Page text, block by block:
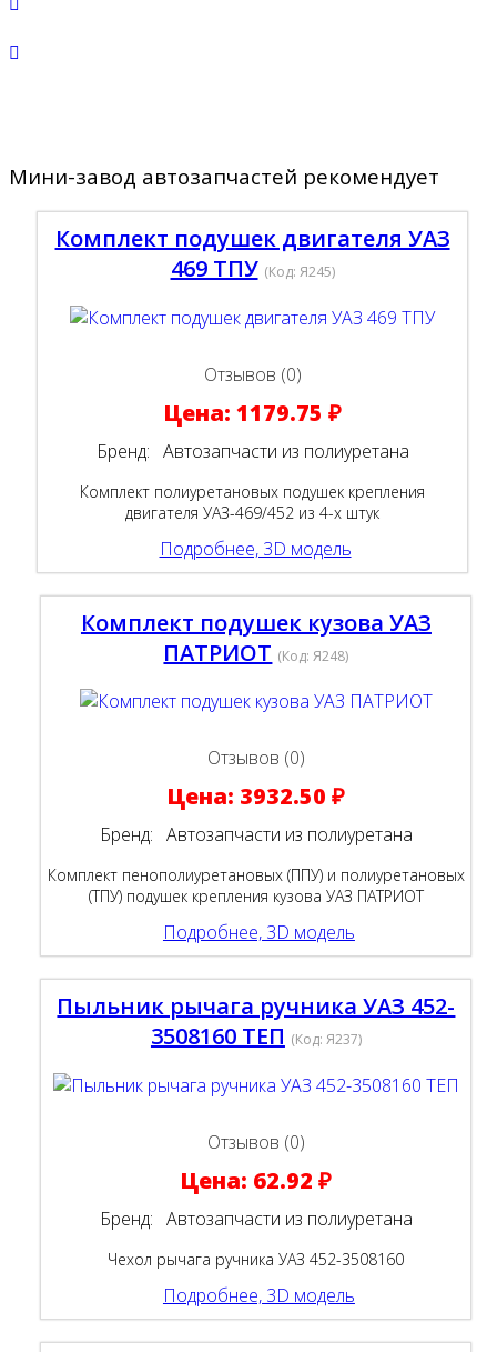
Мини-завод автозапчастей рекомендует
Комплект подушек двигателя УАЗ
469 ТПУ (Код: Я245)
Отзывов (0)
Цена:1179.75 ₽
Бренд: Автозапчасти из полиуретана
Комплект полиуретановых подушек крепления
двигателя УАЗ-469/452 из 4-х штук
Подробнее, 3D модель
Комплект подушек кузова УАЗ
ПАТРИОТ (Код:Я248)
Отзывов (0)
Цена: 3932.50 ₽
Бренд: Автозапчасти из полиуретана
Комплект пенополиуретановых (ППУ) и полиуретановых
(ТПУ) подушек крепления кузова УАЗ ПАТРИОТ
Подробнее, 3D модель
Пыльник рычага ручника УАЗ 452-
3508160 ТЕП (Код: Я237)
Отзывов (0)
Цена: 62.92 ₽
Бренд: Автозапчасти из полиуретана
Чехол рычага ручника УАЗ 452-3508160
Подробнее, 3D модель